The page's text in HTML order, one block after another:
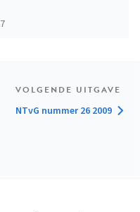
VOLGENDE UITGAVE
NTvG nummer 26 2009